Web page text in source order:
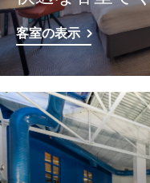
客室の表示